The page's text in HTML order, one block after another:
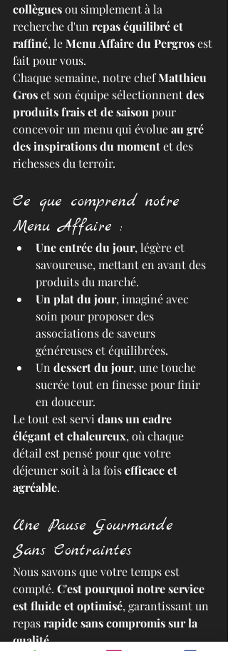
collègues ou simplement à la
recherche d'un repas équilibré et
raffiné, le Menu Affaire du Pergros est
fait pour vous.
Chaque semaine, notre chef Matthieu
Gros et son équipe sélectionnent des
produits frais et de saison pour
concevoir un menu qui évolue au gré
des inspirations du moment et des
richesses du terroir.
Ce que comprend notre
Menu Affaire :
Une entrée du jour, légère et
savoureuse, mettant en avant des
produits du marché.
Un plat du jour, imaginé avec
soin pour proposer des
associations de saveurs
généreuses et équilibrées.
Un dessert du jour, une touche
sucrée tout en finesse pour finir
en douceur.
Le tout est servi dans un cadre
élégant et chaleureux, où chaque
détail est pensé pour que votre
déjeuner soit à la fois efficace et
agréable.
Une Pause Gourmande
Sans Contraintes
Nous savons que votre temps est
compté. C'est pourquoi notre service
est fluide et optimisé, garantissant un
repas rapide sans compromis sur la
qualité.